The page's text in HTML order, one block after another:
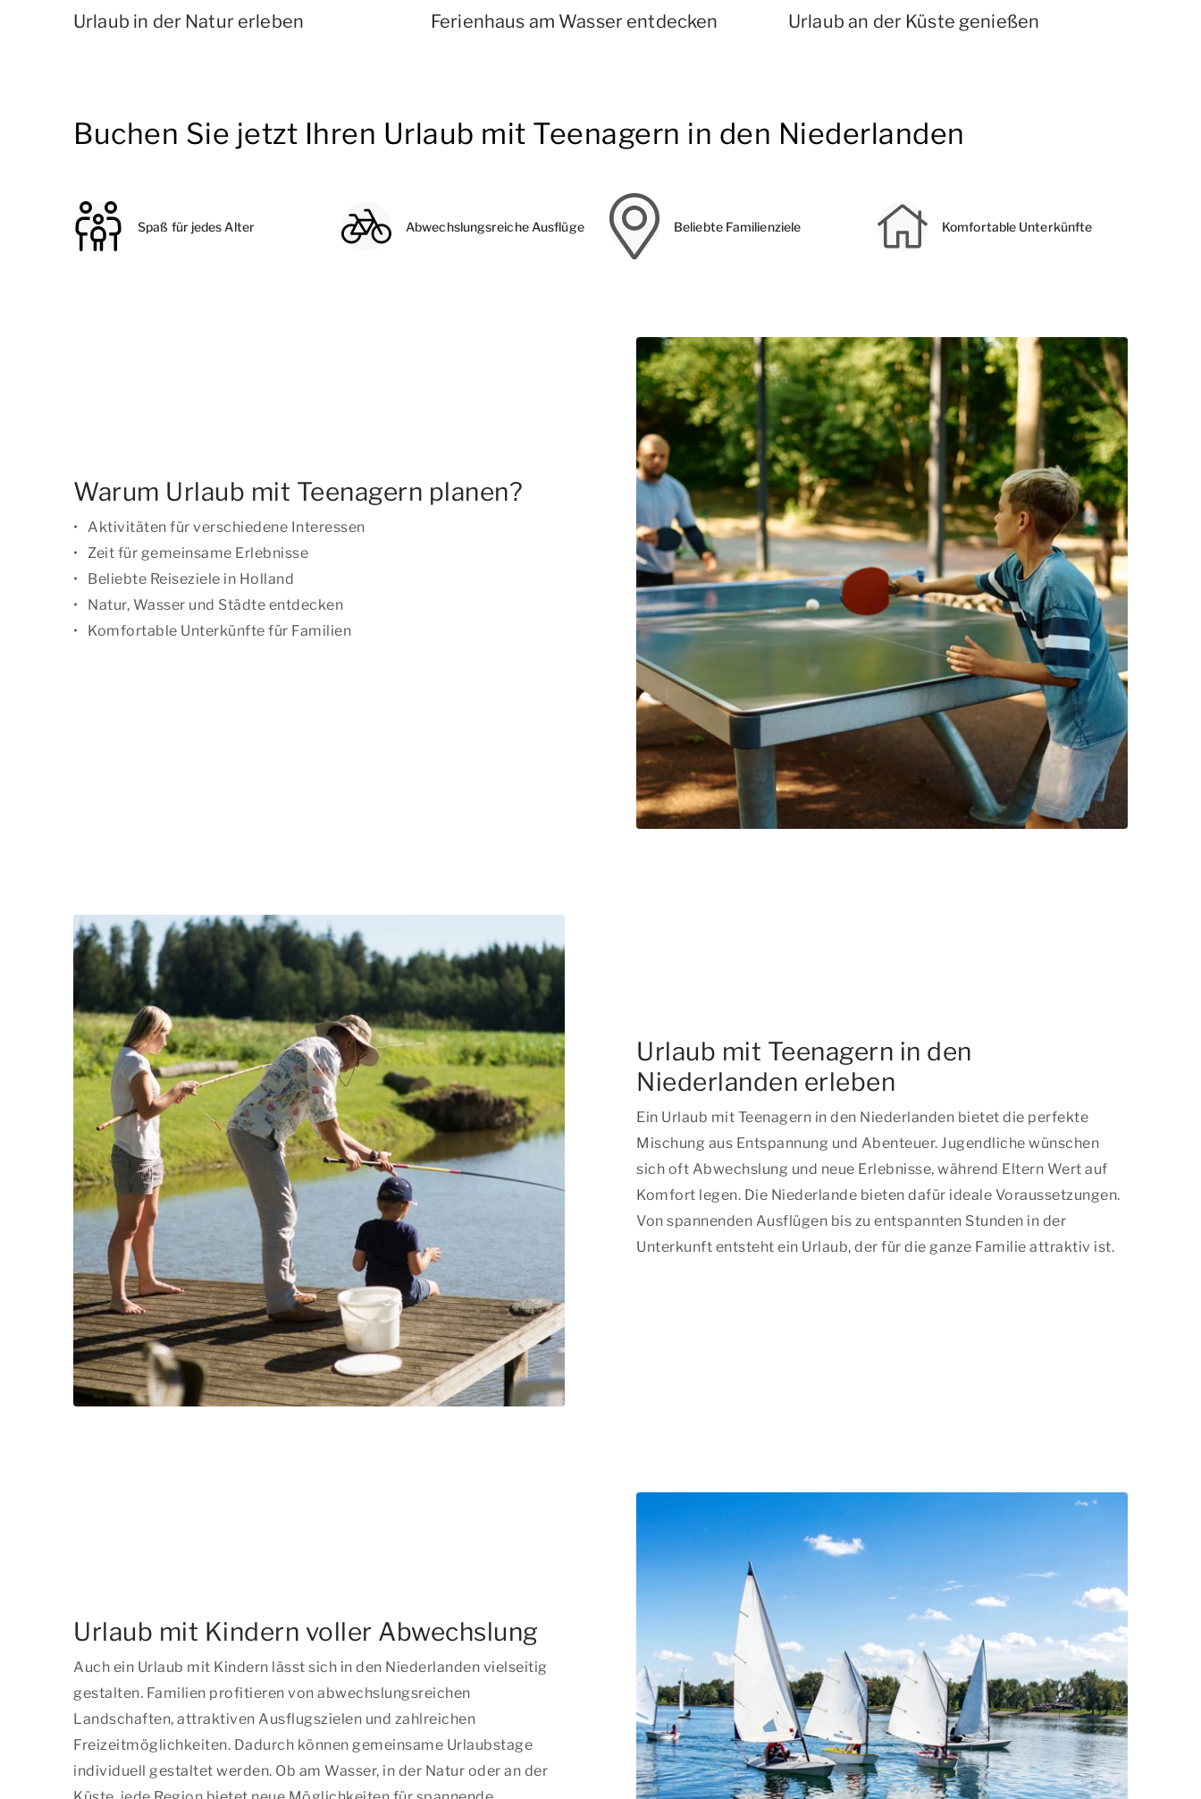
Urlaub in der Natur erleben Ferienhaus am Wasser entdecken Urlaub an der Küste genießen
Buchen Sie jetzt Ihren Urlaub mit Teenagern in den Niederlanden
Spaß für jedes Alter Abwechslungsreiche Ausflüge Beliebte Familienziele Komfortable Unterkünfte
Warum Urlaub mit Teenagern planen?
Aktivitäten für verschiedene Interessen
Zeit für gemeinsame Erlebnisse
Beliebte Reiseziele in Holland
Natur, Wasser und Städte entdecken
Komfortable Unterkünfte für Familien
Urlaub mit Teenagern in den
Niederlanden erleben
Ein Urlaub mit Teenagern in den Niederlanden bietet die perfekte
Mischung aus Entspannung und Abenteuer. Jugendliche wünschen
sich oft Abwechslung und neue Erlebnisse, während Eltern Wert auf
Komfort legen. Die Niederlande bieten dafür ideale Voraussetzungen.
Von spannenden Ausflügen bis zu entspannten Stunden in der
Unterkunft entsteht ein Urlaub, der für die ganze Familie attraktiv ist.
Urlaub mit Kindern voller Abwechslung
Auch ein Urlaub mit Kindern lässt sich in den Niederlanden vielseitig
gestalten. Familien profitieren von abwechslungsreichen
Landschaften, attraktiven Ausflugszielen und zahlreichen
Freizeitmöglichkeiten. Dadurch können gemeinsame Urlaubstage
individuell gestaltet werden. Ob am Wasser, in der Natur oder an der